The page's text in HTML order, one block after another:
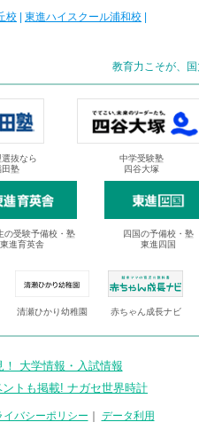
校 東進ハイスクール浦和校
教育力こそが、国
抜なら
田塾
中学受験塾
四谷大塚
の受験予備校・塾
東進育英舎
四国の予備校・塾
東進四国
清瀬ひかり幼稚園 赤ちゃん成長ナビ
！ 大学情報・入試情報
トも掲載! ナガセ世界時計
イバシーポリシー データ利用